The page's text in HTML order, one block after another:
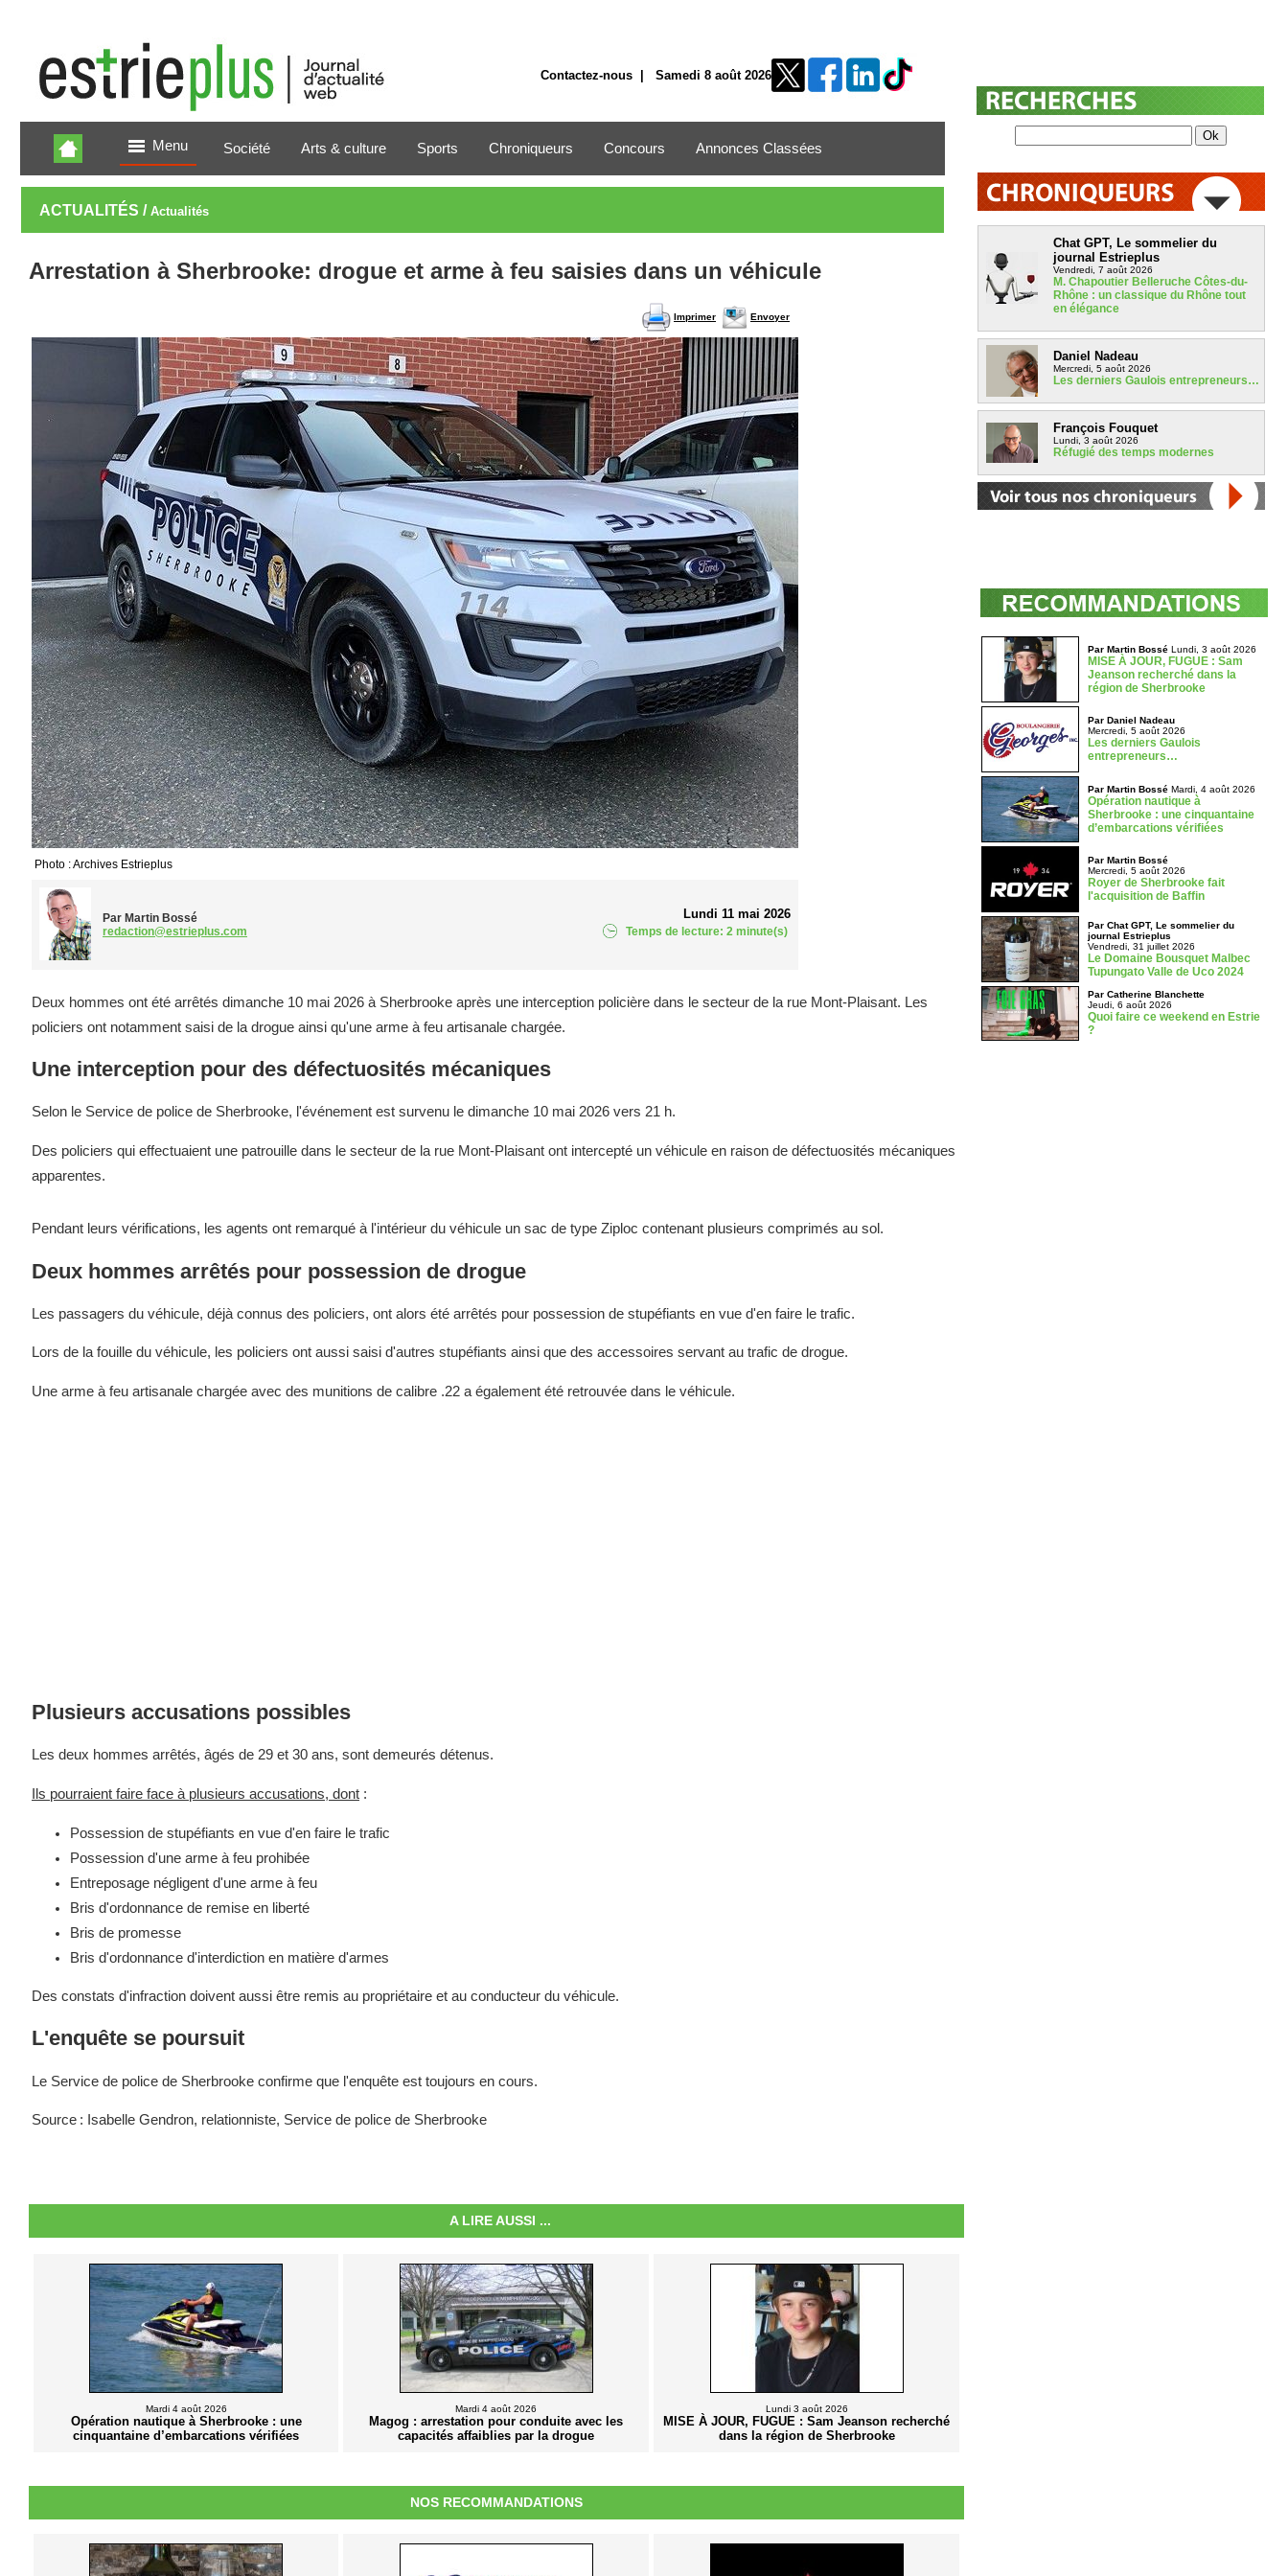
Contactez-nous | Samedi 8 août 2026
Menu Société Arts & culture Sports Chroniqueurs Concours Annonces Classées
ACTUALITÉS / Actualités
Arrestation à Sherbrooke: drogue et arme à feu saisies dans un véhicule
Imprimer Envoyer
Photo : Archives Estrieplus
Par Martin Bossé
redaction@estrieplus.com
Lundi 11 mai 2026
Temps de lecture: 2 minute(s)
Deux hommes ont été arrêtés dimanche 10 mai 2026 à Sherbrooke après une interception policière dans le secteur de la rue Mont-Plaisant. Les
policiers ont notamment saisi de la drogue ainsi qu'une arme à feu artisanale chargée.
Une interception pour des défectuosités mécaniques
Selon le Service de police de Sherbrooke, l'événement est survenu le dimanche 10 mai 2026 vers 21 h.
Des policiers qui effectuaient une patrouille dans le secteur de la rue Mont-Plaisant ont intercepté un véhicule en raison de défectuosités mécaniques
apparentes.
Pendant leurs vérifications, les agents ont remarqué à l'intérieur du véhicule un sac de type Ziploc contenant plusieurs comprimés au sol.
Deux hommes arrêtés pour possession de drogue
Les passagers du véhicule, déjà connus des policiers, ont alors été arrêtés pour possession de stupéfiants en vue d'en faire le trafic.
Lors de la fouille du véhicule, les policiers ont aussi saisi d'autres stupéfiants ainsi que des accessoires servant au trafic de drogue.
Une arme à feu artisanale chargée avec des munitions de calibre .22 a également été retrouvée dans le véhicule.
Plusieurs accusations possibles
Les deux hommes arrêtés, âgés de 29 et 30 ans, sont demeurés détenus.
Ils pourraient faire face à plusieurs accusations, dont :
Possession de stupéfiants en vue d'en faire le trafic
Possession d'une arme à feu prohibée
Entreposage négligent d'une arme à feu
Bris d'ordonnance de remise en liberté
Bris de promesse
Bris d'ordonnance d'interdiction en matière d'armes
Des constats d'infraction doivent aussi être remis au propriétaire et au conducteur du véhicule.
L'enquête se poursuit
Le Service de police de Sherbrooke confirme que l'enquête est toujours en cours.
Source : Isabelle Gendron, relationniste, Service de police de Sherbrooke
A LIRE AUSSI ...
Mardi 4 août 2026
Opération nautique à Sherbrooke : une
cinquantaine d’embarcations vérifiées
Mardi 4 août 2026
Magog : arrestation pour conduite avec les
capacités affaiblies par la drogue
Lundi 3 août 2026
MISE À JOUR, FUGUE : Sam Jeanson recherché
dans la région de Sherbrooke
NOS RECOMMANDATIONS
Chat GPT, Le sommelier du
journal Estrieplus
Vendredi, 7 août 2026
M. Chapoutier Belleruche Côtes-du-
Rhône : un classique du Rhône tout
en élégance
Daniel Nadeau
Mercredi, 5 août 2026
Les derniers Gaulois entrepreneurs…
François Fouquet
Lundi, 3 août 2026
Réfugié des temps modernes
Par Martin Bossé Lundi, 3 août 2026
MISE À JOUR, FUGUE : Sam
Jeanson recherché dans la
région de Sherbrooke
Par Daniel Nadeau
Mercredi, 5 août 2026
Les derniers Gaulois
entrepreneurs…
Par Martin Bossé Mardi, 4 août 2026
Opération nautique à
Sherbrooke : une cinquantaine
d’embarcations vérifiées
Par Martin Bossé
Mercredi, 5 août 2026
Royer de Sherbrooke fait
l'acquisition de Baffin
Par Chat GPT, Le sommelier du
journal Estrieplus
Vendredi, 31 juillet 2026
Le Domaine Bousquet Malbec
Tupungato Valle de Uco 2024
Par Catherine Blanchette
Jeudi, 6 août 2026
Quoi faire ce weekend en Estrie
?